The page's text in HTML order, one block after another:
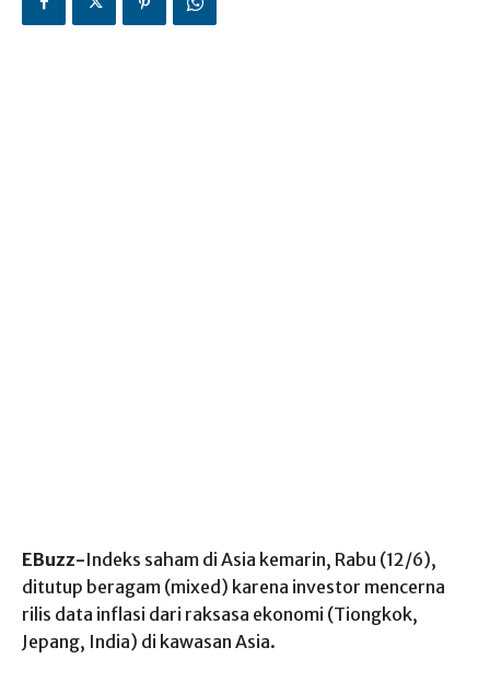
EBuzz-Indeks saham di Asia kemarin, Rabu (12/6),
ditutup beragam (mixed) karena investor mencerna
rilis data inflasi dari raksasa ekonomi (Tiongkok,
Jepang, India) di kawasan Asia.